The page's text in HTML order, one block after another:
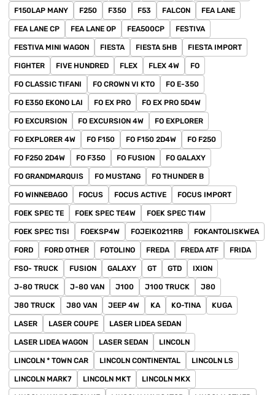
F150LAP MANY F250 F350 F53 FALCON FEA LANE
FEA LANE CP FEA LANE OP FEA500CP FESTIVA
FESTIVA MINI WAGON FIESTA FIESTA 5HB FIESTA IMPORT
FIGHTER FIVE HUNDRED FLEX FLEX 4W FO
FO CLASSIC TIFANI FO CROWN VI KTO FO E-350
FO E350 EKONO LAI FO EX PRO FO EX PRO 5D4W
FO EXCURSION FO EXCURSION 4W FO EXPLORER
FO EXPLORER 4W FO F150 FO F150 2D4W FO F250
FO F250 2D4W FO F350 FO FUSION FO GALAXY
FO GRANDMARQUIS FO MUSTANG FO THUNDER B
FO WINNEBAGO FOCUS FOCUS ACTIVE FOCUS IMPORT
FOEK SPEC TE FOEK SPEC TE4W FOEK SPEC TI4W
FOEK SPEC TISI FOEKSP4W FOJEIKO211RB FOKANTOLISKWEA
FORD FORD OTHER FOTOLINO FREDA FREDA ATF FRIDA
FSO- TRUCK FUSION GALAXY GT GTD IXION
J-80 TRUCK J-80 VAN J100 J100 TRUCK J80
J80 TRUCK J80 VAN JEEP 4W KA KO-TINA KUGA
LASER LASER COUPE LASER LIDEA SEDAN
LASER LIDEA WAGON LASER SEDAN LINCOLN
LINCOLN * TOWN CAR LINCOLN CONTINENTAL LINCOLN LS
LINCOLN MARK7 LINCOLN MKT LINCOLN MKX